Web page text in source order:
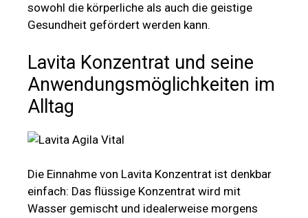
sowohl die körperliche als auch die geistige
Gesundheit gefördert werden kann.
Lavita Konzentrat und seine
Anwendungsmöglichkeiten im
Alltag
Die Einnahme von Lavita Konzentrat ist denkbar
einfach: Das flüssige Konzentrat wird mit
Wasser gemischt und idealerweise morgens